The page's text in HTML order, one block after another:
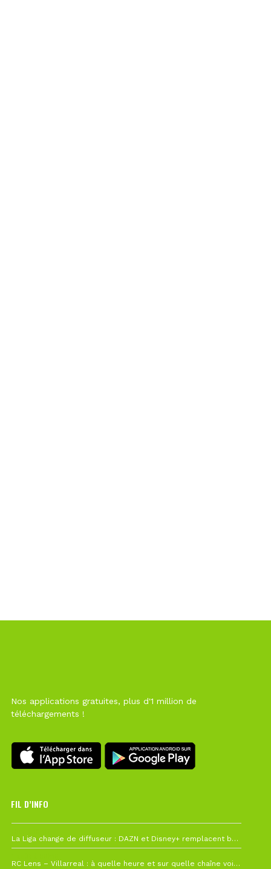
Nos applications gratuites, plus d'1 million de
téléchargements !
FIL D’INFO
La Liga change de diffuseur : DAZN et Disney+ remplacent beIN Sports !
RC Lens – Villarreal : à quelle heure et sur quelle chaîne voir la finale de la Como Cup ?